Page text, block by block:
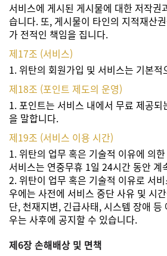
서비스에 게시된 게시물에 대한 저작권
습니다. 또, 게시물이 타인의 지적재산
가 전적인 책임을 집니다.
제17조 (서비스)
1. 위탄의 회원가입 및 서비스는 기본적
제18조 (포인트 제도의 운영)
1. 포인트는 서비스 내에서 무료 제공
을 말합니다.
제19조 (서비스 이용 시간)
1. 위탄의 업무 혹은 기술적 이유에 의
서비스는 연중무휴 1일 24시간 동안 계
2. 위탄이 업무 혹은 기술적 이유로 서
우에는 사전에 서비스 중단 사유 및 시
단, 천재지변, 긴급사태, 시스템 장애 등
우는 사후에 공지할 수 있습니다.
제6장 손해배상 및 면책